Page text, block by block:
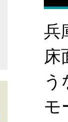
兵
床
う
モ